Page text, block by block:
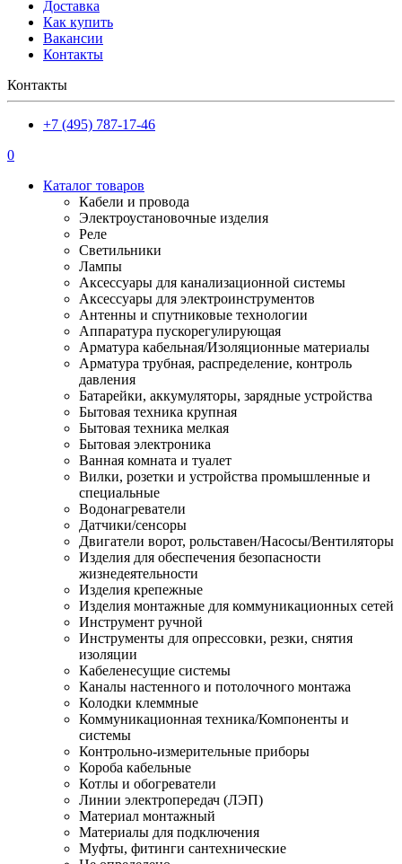
Доставка
Как купить
Вакансии
Контакты
Контакты
+7 (495) 787-17-46
0
Каталог товаров
Кабели и провода
Электроустановочные изделия
Реле
Светильники
Лампы
Аксессуары для канализационной системы
Аксессуары для электроинструментов
Антенны и спутниковые технологии
Аппаратура пускорегулирующая
Арматура кабельная/Изоляционные материалы
Арматура трубная, распределение, контроль
давления
Батарейки, аккумуляторы, зарядные устройства
Бытовая техника крупная
Бытовая техника мелкая
Бытовая электроника
Ванная комната и туалет
Вилки, розетки и устройства промышленные и
специальные
Водонагреватели
Датчики/сенсоры
Двигатели ворот, рольставен/Насосы/Вентиляторы
Изделия для обеспечения безопасности
жизнедеятельности
Изделия крепежные
Изделия монтажные для коммуникационных сетей
Инструмент ручной
Инструменты для опрессовки, резки, снятия
изоляции
Кабеленесущие системы
Каналы настенного и потолочного монтажа
Колодки клеммные
Коммуникационная техника/Компоненты и
системы
Контрольно-измерительные приборы
Короба кабельные
Котлы и обогреватели
Линии электропередач (ЛЭП)
Материал монтажный
Материалы для подключения
Муфты, фитинги сантехнические